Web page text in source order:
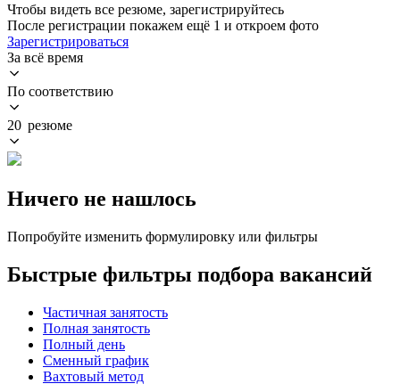
Чтобы видеть все резюме, зарегистрируйтесь
После регистрации покажем ещё 1 и откроем фото
Зарегистрироваться
За всё время
По соответствию
20 резюме
Ничего не нашлось
Попробуйте изменить формулировку или фильтры
Быстрые фильтры подбора вакансий
Частичная занятость
Полная занятость
Полный день
Сменный график
Вахтовый метод